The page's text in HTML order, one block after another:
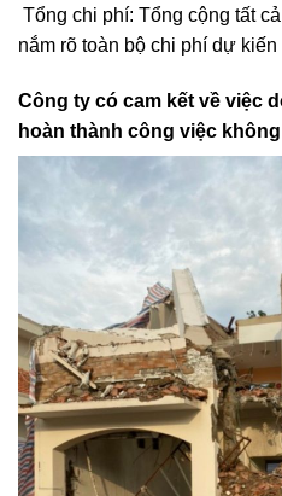
Tổng chi phí: Tổng cộng tất
nắm rõ toàn bộ chi phí dự kiến
Công ty có cam kết về việc
hoàn thành công việc